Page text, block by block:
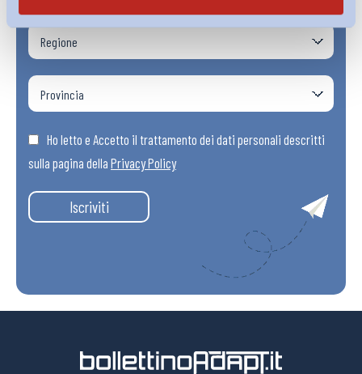
Ho letto e Accetto il trattamento dei dati personali descritti
sulla pagina della Privacy Policy
Iscriviti